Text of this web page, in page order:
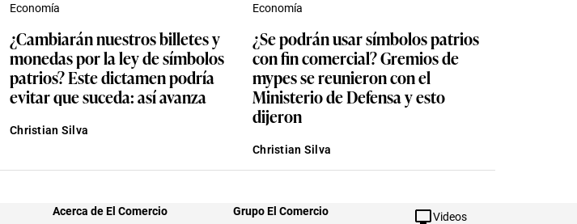
Economía
¿Cambiarán nuestros billetes y
monedas por la ley de símbolos
patrios? Este dictamen podría
evitar que suceda: así avanza
Christian Silva
Economía
¿Se podrán usar símbolos patrios
con fin comercial? Gremios de
mypes se reunieron con el
Ministerio de Defensa y esto
dijeron
Christian Silva
Acerca de El Comercio
Grupo El Comercio
Videos